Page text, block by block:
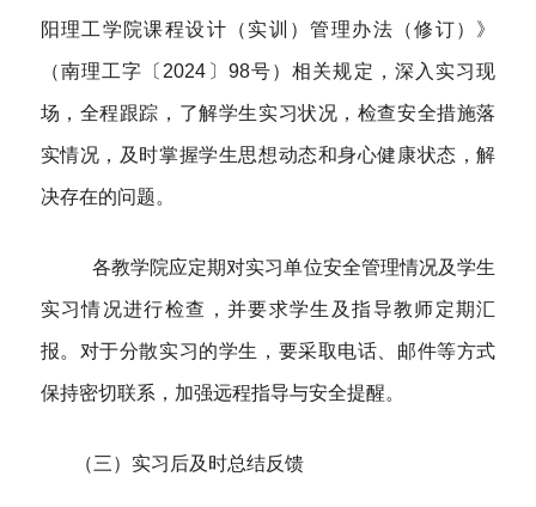
阳理工学院课程设计（实训）管理办法（修订）》
（南理工字〔2024〕98号）相关规定，深入实习现
场，全程跟踪，了解学生实习状况，检查安全措施落
实情况，及时掌握学生思想动态和身心健康状态，解
决存在的问题。
各教学院应定期对实习单位安全管理情况及学生
实习情况进行检查，并要求学生及指导教师定期汇
报。对于分散实习的学生，要采取电话、邮件等方式
保持密切联系，加强远程指导与安全提醒。
（三）实习后及时总结反馈